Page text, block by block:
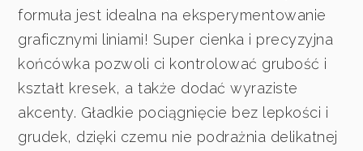
formuła jest idealna na eksperymentowanie
graficznymi liniami! Super cienka i precyzyjna
końcówka pozwoli ci kontrolować grubość i
kształt kresek, a także dodać wyraziste
akcenty. Gładkie pociągnięcie bez lepkości i
grudek, dzięki czemu nie podrażnia delikatnej